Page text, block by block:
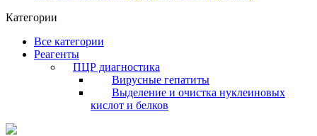
Категории
Все категории
Реагенты
ПЦР диагностика
Вирусные гепатиты
Выделение и очистка нуклеиновых
кислот и белков